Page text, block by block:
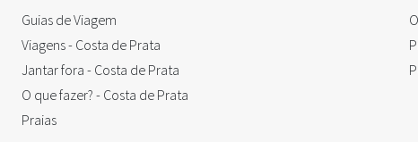
Guias de Viagem
Viagens - Costa de Prata
Jantar fora - Costa de Prata
O que fazer? - Costa de Prata
Praias